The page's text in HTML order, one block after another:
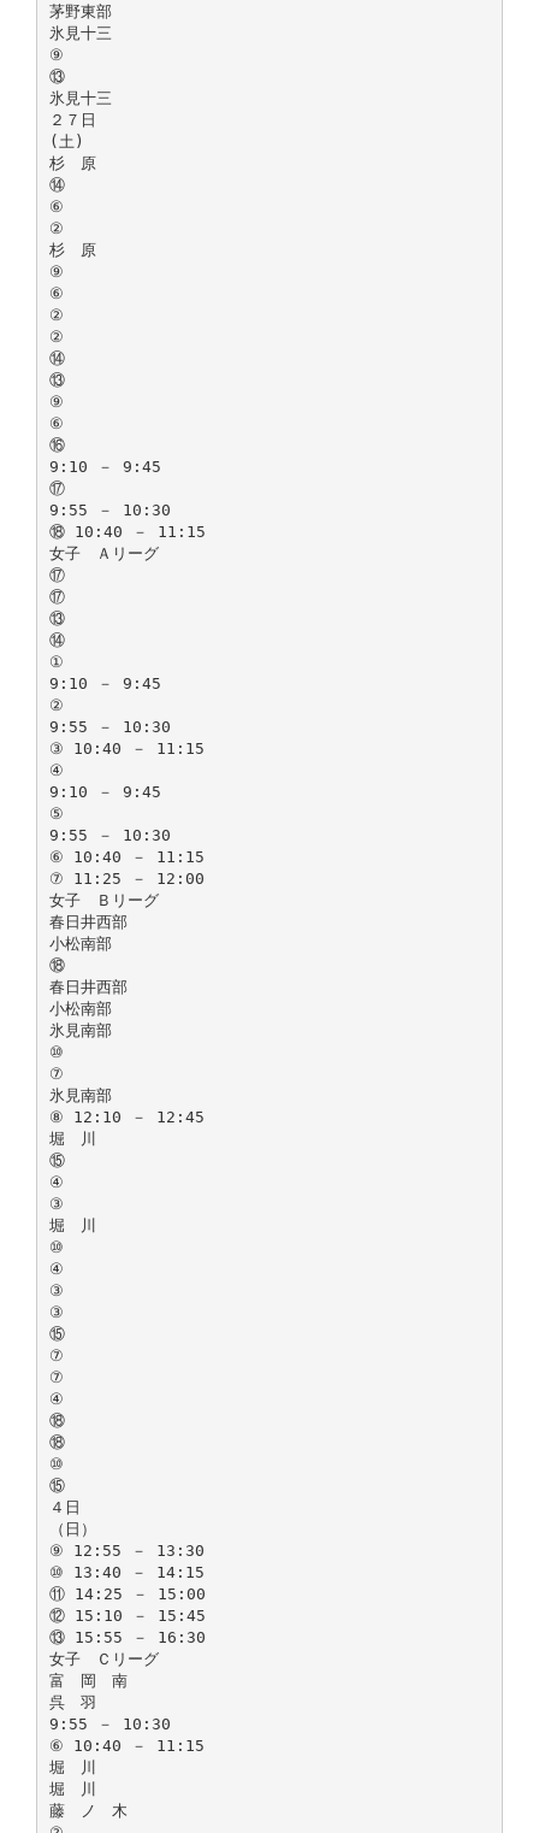
茅野東部
氷見十三
⑨
⑬
氷見十三
２７日
(土)
杉 原
⑭
⑥
②
杉 原
⑨
⑥
②
②
⑭
⑬
⑨
⑥
⑯
9:10 － 9:45
⑰
9:55 － 10:30
⑱ 10:40 － 11:15
女子 Ａリーグ
⑰
⑰
⑬
⑭
①
9:10 － 9:45
②
9:55 － 10:30
③ 10:40 － 11:15
④
9:10 － 9:45
⑤
9:55 － 10:30
⑥ 10:40 － 11:15
⑦ 11:25 － 12:00
女子 Ｂリーグ
春日井西部
小松南部
⑱
春日井西部
小松南部
氷見南部
⑩
⑦
氷見南部
⑧ 12:10 － 12:45
堀 川
⑮
④
③
堀 川
⑩
④
③
③
⑮
⑦
⑦
④
⑱
⑱
⑩
⑮
４日
（日）
⑨ 12:55 － 13:30
⑩ 13:40 － 14:15
⑪ 14:25 － 15:00
⑫ 15:10 － 15:45
⑬ 15:55 － 16:30
女子 Ｃリーグ
富 岡 南
呉 羽
9:55 － 10:30
⑥ 10:40 － 11:15
堀 川
堀 川
藤 ノ 木